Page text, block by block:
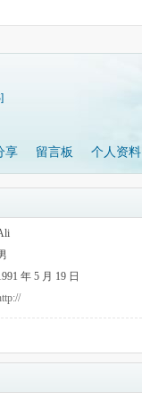
享 留言板 个人资料
年 5 月 19 日